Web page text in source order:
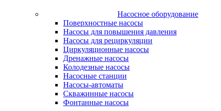
Насосное оборудование
Поверхностные насосы
Насосы для повышения давления
Насосы для рециркуляции
Циркуляционные насосы
Дренажные насосы
Колодезные насосы
Насосные станции
Насосы-автоматы
Скважинные насосы
Фонтанные насосы